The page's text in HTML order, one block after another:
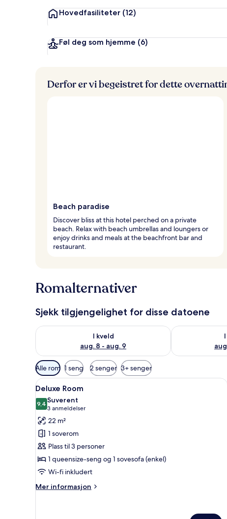
Hovedfasiliteter (12)
Føl deg som hjemme (6)
Derfor er vi begeistret for dette
Beach paradise
Discover bliss at this hotel perched on a private
beach. Relax with beach umbrellas and loungers or
enjoy drinks and meals at the beachfront bar and
restaurant.
Romalternativer
Sjekk tilgjengelighet for disse datoene
I kveld
aug. 8 - aug. 9
Sjekk tilgjengelighet for i kveld, aug. 8 - aug. 9
Sjekk
Tilgjengelige
filtre
for
rom
Alle rom 1 seng 2 senger 3+ senger
Åpne
alle
bildene
av
Deluxe
Room
Sengetøy av topp kvalitet, safe
3
Deluxe Room
9,49,4 av 10
Suverent
3 anmeldelser
(3
anmeldelser)
22 m²
1 soverom
Plass til 3 personer
1 queensize-seng og 1 sovesofa (enkel)
Wi-fi inkludert
Mer informasjon
Mer